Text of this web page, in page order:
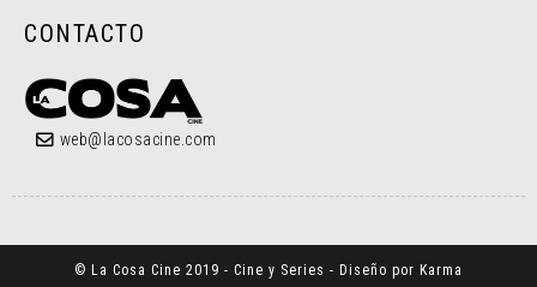
CONTACTO
web@lacosacine.com
© La Cosa Cine 2019 - Cine y Series - Diseño por Karma